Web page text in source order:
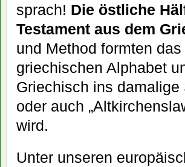
sprach! Die östliche
Testament aus dem
und Method formten
griechischen Alphabet
Griechisch ins damalige
oder auch
wird.
Unter unseren